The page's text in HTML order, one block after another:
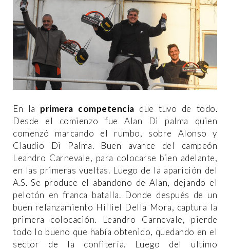
En la primera competencia que tuvo de todo.
Desde el comienzo fue Alan Di palma quien
comenzó marcando el rumbo, sobre Alonso y
Claudio Di Palma. Buen avance del campeón
Leandro Carnevale, para colocarse bien adelante,
en las primeras vueltas. Luego de la aparición del
A.S. Se produce el abandono de Alan, dejando el
pelotón en franca batalla. Donde después de un
buen relanzamiento Hilliel Della Mora, captura la
primera colocación. Leandro Carnevale, pierde
todo lo bueno que había obtenido, quedando en el
sector de la confitería. Luego del ultimo